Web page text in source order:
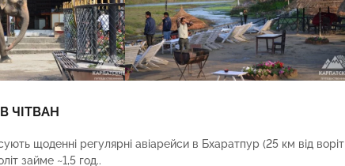
ЧІТВАН
щоденні регулярні авіарейси в Бхаратпур (25 км від воріт
займе ~1,5 год..